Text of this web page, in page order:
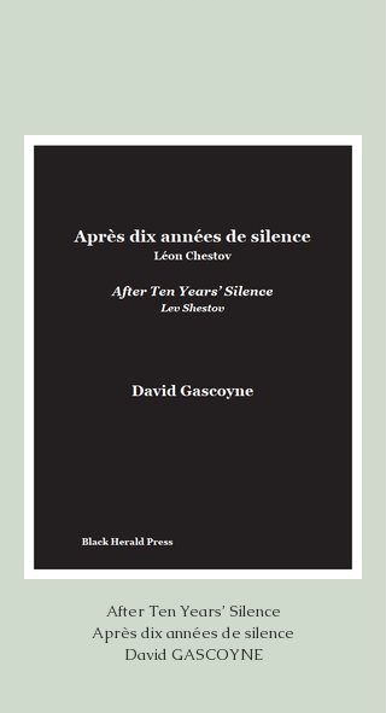
After Ten Years’ Silence
Après dix années de silence
David GASCOYNE